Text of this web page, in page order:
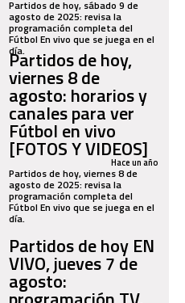
Partidos de hoy, sábado 9 de
agosto de 2025: revisa la
programación completa del
Fútbol En vivo que se juega en el
día.
Partidos de hoy,
viernes 8 de
agosto: horarios y
canales para ver
Fútbol en vivo
[FOTOS Y VIDEOS]
Hace un año
Partidos de hoy, viernes 8 de
agosto de 2025: revisa la
programación completa del
Fútbol En vivo que se juega en el
día.
Partidos de hoy EN
VIVO, jueves 7 de
agosto: